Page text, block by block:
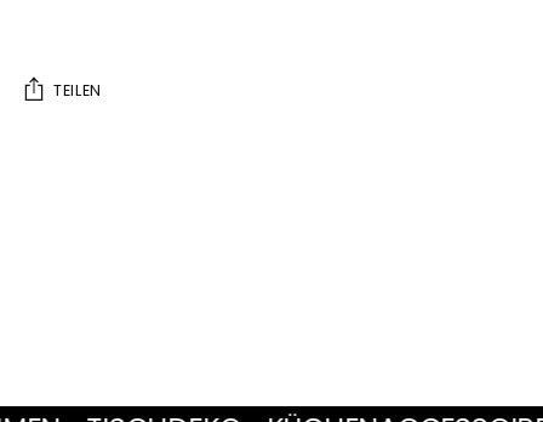
TEILEN